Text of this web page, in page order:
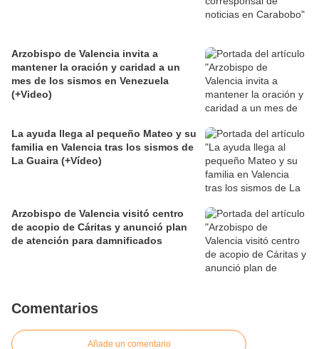
Arzobispo de Valencia invita a
mantener la oración y caridad a un
mes de los sismos en Venezuela
(+Video)
La ayuda llega al pequeño Mateo y su
familia en Valencia tras los sismos de
La Guaira (+Vídeo)
Arzobispo de Valencia visitó centro
de acopio de Cáritas y anunció plan
de atención para damnificados
Comentarios
Añade un comentario